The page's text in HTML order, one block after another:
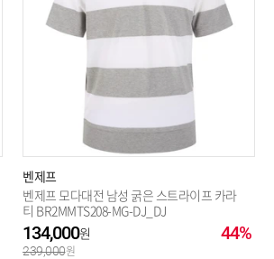
벤제프
벤제프 모다대전 남성 굵은 스트라이프 카라
티 BR2MMTS208-MG-DJ_DJ
44%
134,000
239,000